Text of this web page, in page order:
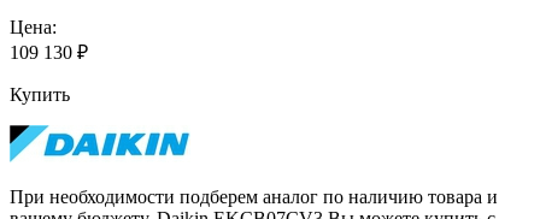
Цена:
109 130 ₽
Купить
При необходимости подберем аналог по наличию товара и